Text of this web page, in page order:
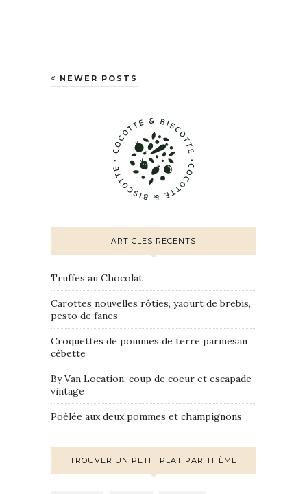
NEWER POSTS
ARTICLES RÉCENTS
Truffes au Chocolat
Carottes nouvelles rôties, yaourt de brebis,
pesto de fanes
Croquettes de pommes de terre parmesan
cébette
By Van Location, coup de coeur et escapade
vintage
Poêlée aux deux pommes et champignons
TROUVER UN PETIT PLAT PAR THÈME